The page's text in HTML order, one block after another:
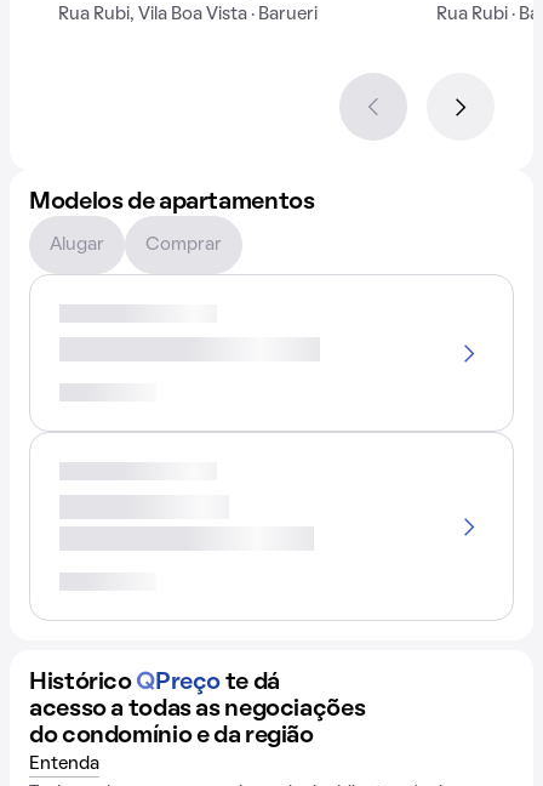
Rua Rubi, Vila Boa Vista · Barueri
Rua Rubi ·
Modelos de apartamentos
Alugar Comprar
Histórico QPreço te dá
acesso a todas as negociações
do condomínio e da região
Entenda